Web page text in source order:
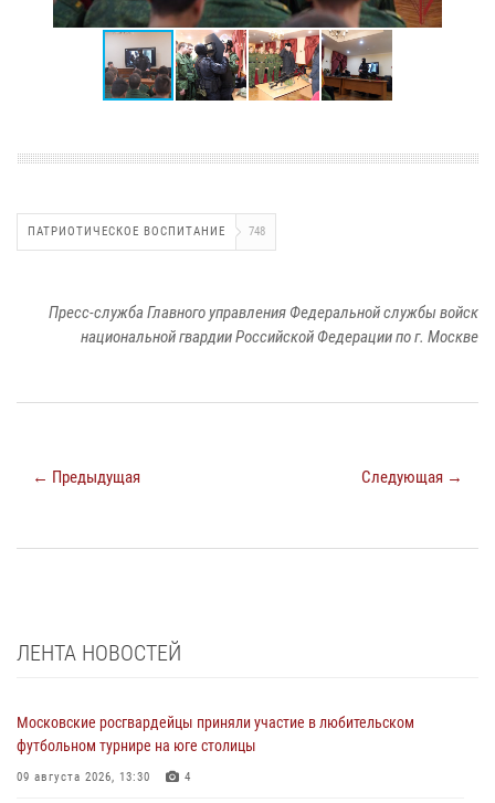
ПАТРИОТИЧЕСКОЕ ВОСПИТАНИЕ 748
Пресс-служба Главного управления Федеральной службы войск
национальной гвардии Российской Федерации по г. Москве
← Предыдущая Следующая →
ЛЕНТА НОВОСТЕЙ
Московские росгвардейцы приняли участие в любительском
футбольном турнире на юге столицы
09 августа 2026, 13:30 4